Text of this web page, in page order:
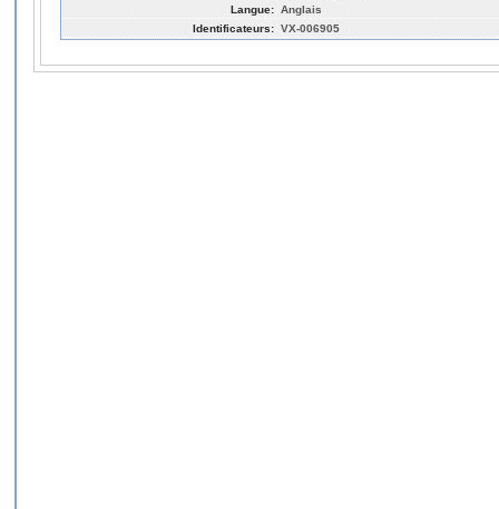
Langue: Anglais
Identificateurs: VX-006905